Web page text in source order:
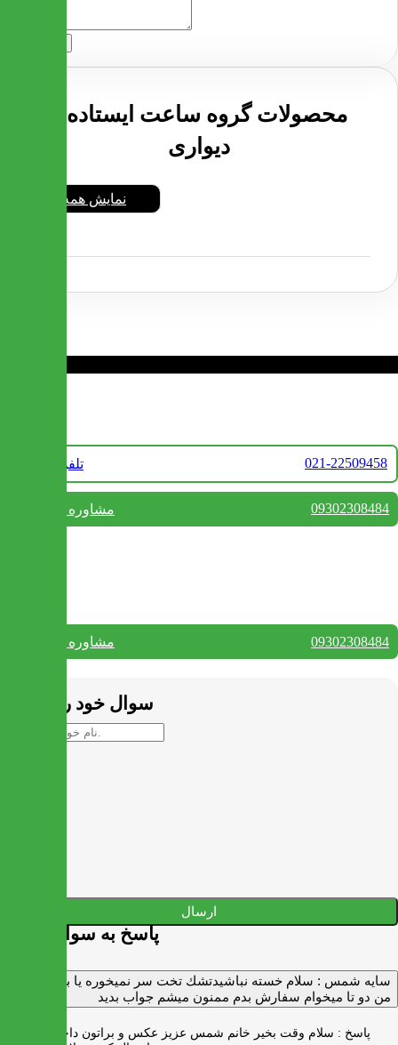
محصولات گروه ساعت ایستاده و
دیواری
نمایش همه
تلفن فروش 021-22509458
مشاوره واتس آپ 09302308484
مشاوره واتس آپ 09302308484
سوال خود را بپرسید
ارسال
پاسخ به سوالات شما
سايه شمس : سلام خسته نباشيدتشك تخت سر نميخوره يا برنميگرده
من دو تا ميخوام سفارش بدم ممنون ميشم جواب بديد
پاسخ : سلام وقت بخیر خانم شمس عزیز عکس و براتون داخل واتس اپ